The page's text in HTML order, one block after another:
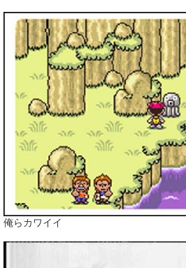
俺らカワイイ